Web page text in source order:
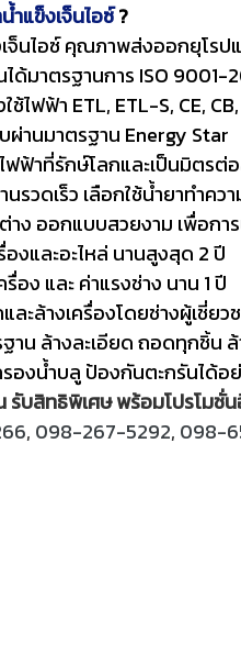
ำแข็งเจ็นไอซ์?
จ็นไอซ์ คุณภาพส่งออกยุโรป
ได้มาตรฐานการ ISO 9001-
ช้ไฟฟ้า ETL, ETL-S, CE, CB,
ผ่านมาตรฐาน Energy Star
ฟฟ้าที่รักษ์โลกและเป็นมิตรต่
รวดเร็ว เลือกใช้น้ำยาทำคว
ง ออกแบบสวยงาม เพื่อกา
องและอะไหล่ นานสูงสุด 2 ปี
รื่อง และ ค่าแรงช่าง นาน 1 ปี
ละล้างเครื่องโดยช่างผู้เชี่ยว
าน ล้างละเอียด ถอดทุกชิ้น
องน้ำบลู ป้องกันตะกรันได้อ
บสิทธิพิเศษ พร้อมโปรโมชั่
, 098-267-5292, 098-